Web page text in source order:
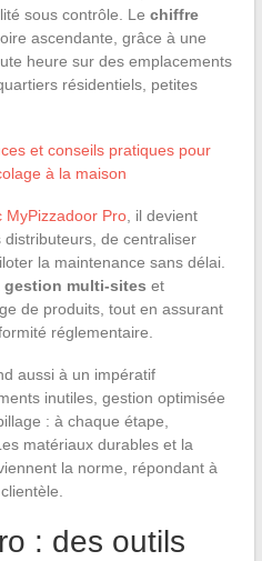
sous contrôle. Le chiffre
ascendante, grâce à une
heure sur des emplacements
résidentiels, petites
et conseils pratiques pour
à la maison
MyPizzadoor Pro, il devient
distributeurs, de centraliser
la maintenance sans délai.
gestion multi-sites et
de produits, tout en assurant
réglementaire.
aussi à un impératif
inutiles, gestion optimisée
: à chaque étape,
matériaux durables et la
la norme, répondant à
: des outils